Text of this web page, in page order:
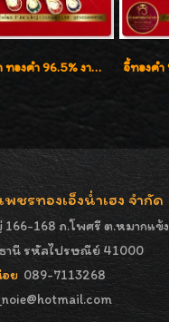
จี้ทองคำลงยา ทองคำ 96.5% งานทองลงยา น้ำหนัก 1 บาท
ชรทองเอ็งน่ำเฮง จำกัด
166-168 ถ.โพศรี ต.หมากแข้ง
ธานี รหัสไปรษณีย์ 41000
ย 089-7113268